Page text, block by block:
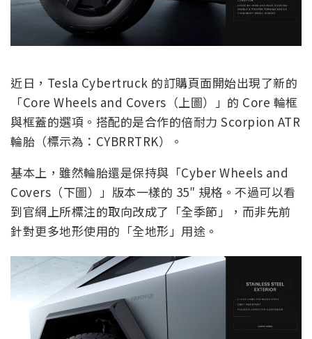
近日，Tesla Cybertruck 的訂購頁面開始出現了新的
「Core Wheels and Covers（上圖）」的 Core 輪框
與框蓋的選項。搭配的是合作的倍耐力 Scorpion ATR
輪胎（標示為：CYBRRTRK）。
基本上，雖然輪胎還是保持與「Cyber Wheels and
Covers（下圖）」版本一樣的 35″ 規格。不過可以看
到官網上所標注的取向改成了「全季節」，而非先前
針對更多地形使用的「全地形」用途。